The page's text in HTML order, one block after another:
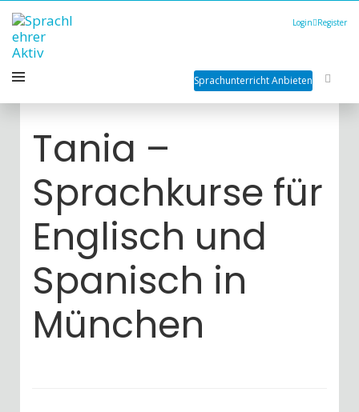
Login Register
Sprachunterricht Anbieten
Tania –
Sprachkurse für
Englisch und
Spanisch in
München